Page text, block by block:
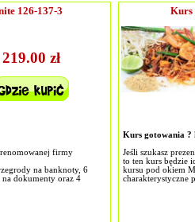
126-137-3
219.00 zł
firmy
na banknoty, 6
dokumenty oraz 4
Kurs
Kurs gotowania ?
Jeśli szukasz
to ten kurs będzie
kursu pod okiem
charakterystyczne